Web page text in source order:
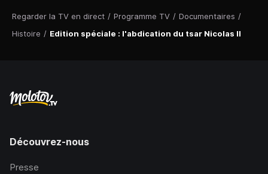
Regarder la TV en direct / Programme TV / Documentaires /
Histoire / Edition spéciale : l'abdication du tsar Nicolas II
Découvrez-nous
Presse